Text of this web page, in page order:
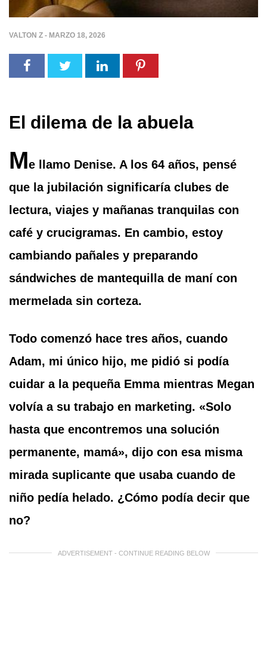
VALTON Z - MARZO 18, 2026
El dilema de la abuela
Me llamo Denise. A los 64 años, pensé
que la jubilación significaría clubes de
lectura, viajes y mañanas tranquilas con
café y crucigramas. En cambio, estoy
cambiando pañales y preparando
sándwiches de mantequilla de maní con
mermelada sin corteza.
Todo comenzó hace tres años, cuando
Adam, mi único hijo, me pidió si podía
cuidar a la pequeña Emma mientras Megan
volvía a su trabajo en marketing. «Solo
hasta que encontremos una solución
permanente, mamá», dijo con esa misma
mirada suplicante que usaba cuando de
niño pedía helado. ¿Cómo podía decir que
no?
ADVERTISEMENT - CONTINUE READING BELOW